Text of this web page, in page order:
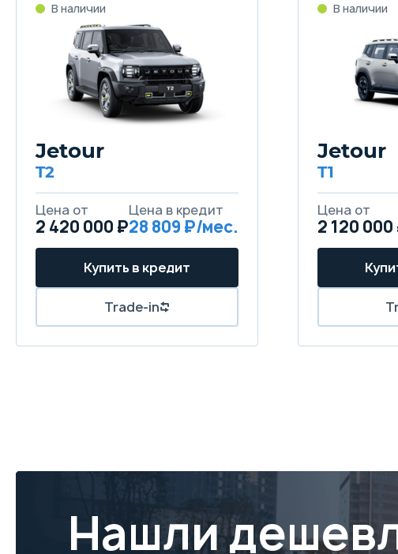
В наличии
Jetour
T2
Цена от
2 420 000 ₽
Цена в кредит
28 809 ₽/мес.
Купить в кредит
Trade-in
В наличии
Jetour
T1
Цена от
2 120 000
Нашли